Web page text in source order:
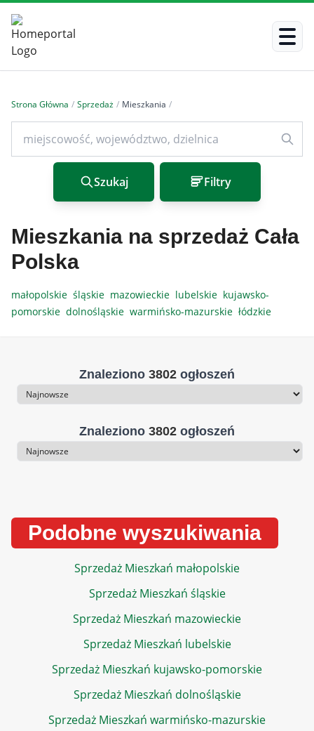
Strona Główna / Sprzedaż / Mieszkania /
Szukaj Filtry
Mieszkania na sprzedaż Cała
Polska
małopolskie śląskie mazowieckie lubelskie kujawsko-
pomorskie dolnośląskie warmińsko-mazurskie łódzkie
Znaleziono 3802 ogłoszeń
Sortowanie
Znaleziono 3802 ogłoszeń
Sortowanie
Podobne wyszukiwania
Sprzedaż Mieszkań małopolskie
Sprzedaż Mieszkań śląskie
Sprzedaż Mieszkań mazowieckie
Sprzedaż Mieszkań lubelskie
Sprzedaż Mieszkań kujawsko-pomorskie
Sprzedaż Mieszkań dolnośląskie
Sprzedaż Mieszkań warmińsko-mazurskie